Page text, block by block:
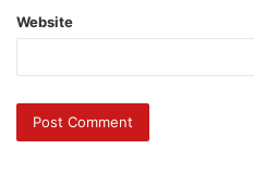
Website